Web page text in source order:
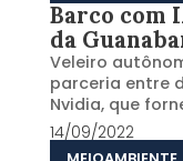
Barco com
da
Veleiro
parceria entre
Nvidia, que
14/09/2022